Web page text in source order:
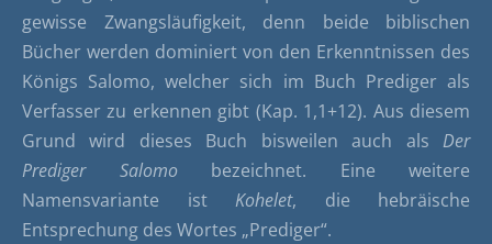
gewisse Zwangsläufigkeit, denn beide biblischen
Bücher werden dominiert von den Erkenntnissen des
Königs Salomo, welcher sich im Buch Prediger als
Verfasser zu erkennen gibt (Kap. 1,1+12). Aus diesem
Grund wird dieses Buch bisweilen auch als Der
Prediger Salomobezeichnet. Eine weitere
Namensvariante ist Kohelet, die hebräische
Entsprechung des Wortes „Prediger“.